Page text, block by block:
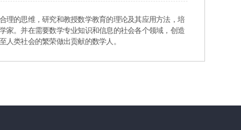
理的思维，研究和教授数学教育的理论及其应用方法，培
家。并在需要数学专业知识和信息的社会各个领域，创造
类社会的繁荣做出贡献的数学人。